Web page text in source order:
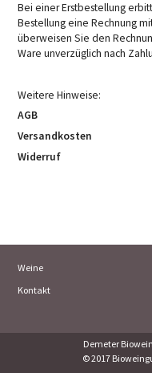
Bei einer Erstbestellung
Bestellung eine Rechnung
überweisen Sie den
Ware unverzüglich nach
Weitere Hinweise:
AGB
Versandkosten
Widerruf
Navigation
Weine
Kontakt
Demeter
© 2017